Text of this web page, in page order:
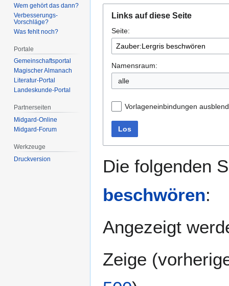
Navigation
springen
Suche
springen
Links auf diese Seite
Seite:
Namensraum:
alle
Vorlageneinbindungen
Los
Die folgenden
beschwören:
Angezeigt
Zeige (
Wem gehört das dann?
Verbesserungs-
Vorschläge?
Was fehlt noch?
Portale
Gemeinschafts­portal
Magischer Almanach
Literatur-Portal
Landeskunde-Portal
Partnerseiten
Midgard-Online
Midgard-Forum
Werkzeuge
Druckversion